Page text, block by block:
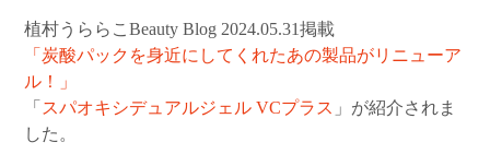
植村うららこBeauty Blog 2024.05.31掲載
「炭酸パックを身近にしてくれたあの製品がリニューア
ル！」
「 スパオキシデュアルジェル VCプラス 」が紹介されま
した。